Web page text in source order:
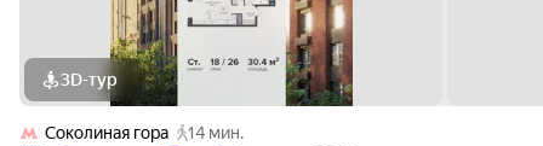
3D-тур
Соколиная гора
14 мин.